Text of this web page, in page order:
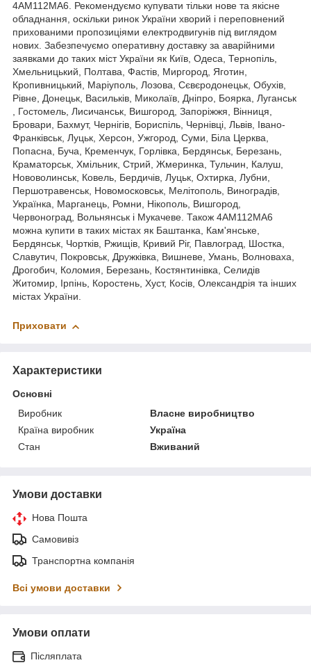
4АМ112МА6. Рекомендуємо купувати тільки нове та якісне
обладнання, оскільки ринок України хворий і переповнений
прихованими пропозиціями електродвигунів під виглядом
нових. Забезпечуємо оперативну доставку за аварійними
заявками до таких міст України як Київ, Одеса, Тернопіль,
Хмельницький, Полтава, Фастів, Миргород, Яготин,
Кропивницький, Маріуполь, Лозова, Сєвєродонецьк, Обухів,
Рівне, Донецьк, Васильків, Миколаїв, Дніпро, Боярка, Луганськ
, Гостомель, Лисичанськ, Вишгород, Запоріжжя, Вінниця,
Бровари, Бахмут, Чернігів, Бориспіль, Чернівці, Львів, Івано-
Франківськ, Луцьк, Херсон, Ужгород, Суми, Біла Церква,
Попасна, Буча, Кременчук, Горлівка, Бердянськ, Березань,
Краматорськ, Хмільник, Стрий, Жмеринка, Тульчин, Калуш,
Нововолинськ, Ковель, Бердичів, Луцьк, Охтирка, Лубни,
Першотравенськ, Новомосковськ, Мелітополь, Виноградів,
Українка, Марганець, Ромни, Нікополь, Вишгород,
Червоноград, Вольнянськ і Мукачеве. Також 4АМ112МА6
можна купити в таких містах як Баштанка, Кам'янське,
Бердянськ, Чортків, Ржищів, Кривий Ріг, Павлоград, Шостка,
Славутич, Покровськ, Дружківка, Вишневе, Умань, Волноваха,
Дрогобич, Коломия, Березань, Костянтинівка, Селидів
Житомир, Ірпінь, Коростень, Хуст, Косів, Олександрія та інших
містах України.
Приховати
Характеристики
Основні
Виробник
Власне виробництво
Країна виробник
Україна
Стан
Вживаний
Умови доставки
Нова Пошта
Самовивіз
Транспортна компанія
Всі умови доставки
Умови оплати
Післяплата